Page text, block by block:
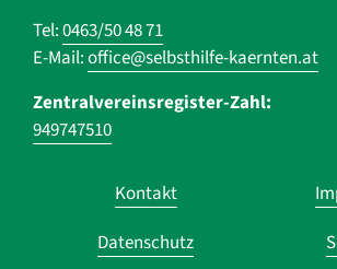
Tel:0463/50 48 71
E-Mail:office@selbsthilfe-kaernten.at
Zentralvereinsregister-Zahl:
949747510
Navigation
Kontakt
Datenschutz